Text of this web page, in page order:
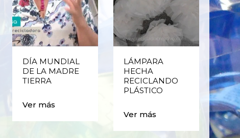
DÍA MUNDIAL
DE LA MADRE
TIERRA
Ver más
LÁMPARA
HECHA
RECICLANDO
PLÁSTICO
Ver más